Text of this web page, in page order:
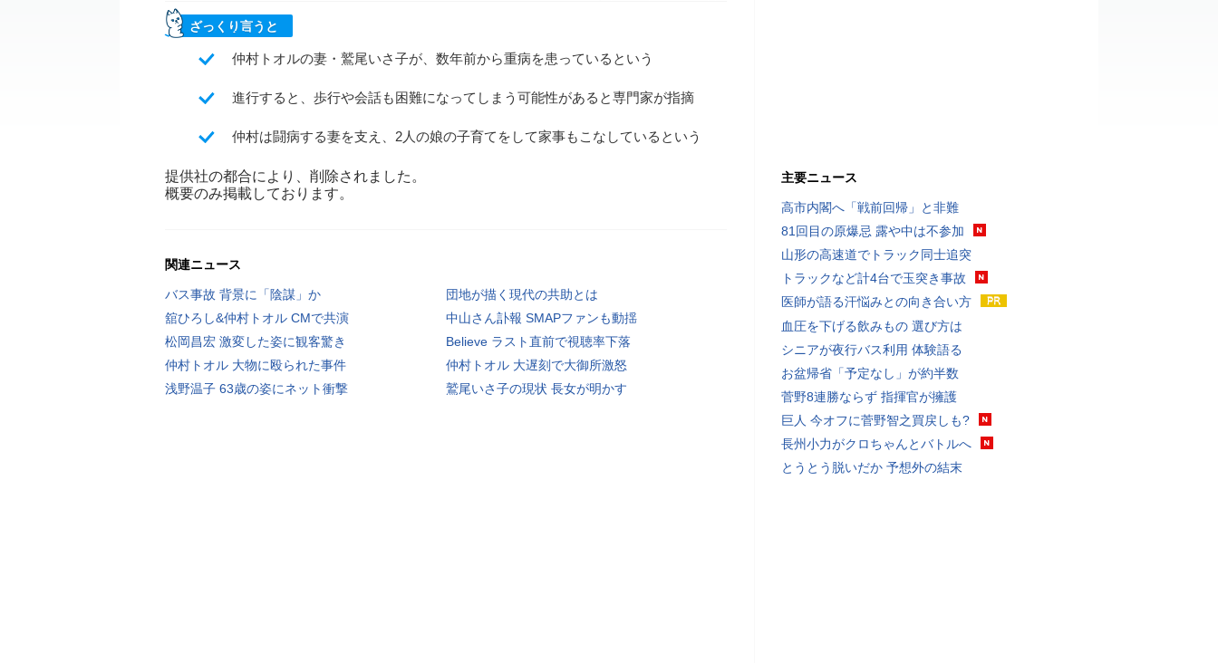
ざっくり言うと
仲村トオルの妻・鷲尾いさ子が、数年前から重病を患っているという
進行すると、歩行や会話も困難になってしまう可能性があると専門家が指摘
仲村は闘病する妻を支え、2人の娘の子育てをして家事もこなしているという
提供社の都合により、削除されました。
概要のみ掲載しております。
関連ニュース
バス事故 背景に「陰謀」か
団地が描く現代の共助とは
舘ひろし&仲村トオル CMで共演
中山さん訃報 SMAPファンも動揺
松岡昌宏 激変した姿に観客驚き
Believe ラスト直前で視聴率下落
仲村トオル 大物に殴られた事件
仲村トオル 大遅刻で大御所激怒
浅野温子 63歳の姿にネット衝撃
鷲尾いさ子の現状 長女が明かす
主要ニュース
高市内閣へ「戦前回帰」と非難
81回目の原爆忌 露や中は不参加
山形の高速道でトラック同士追突
トラックなど計4台で玉突き事故
医師が語る汗悩みとの向き合い方
血圧を下げる飲みもの 選び方は
シニアが夜行バス利用 体験語る
お盆帰省「予定なし」が約半数
菅野8連勝ならず 指揮官が擁護
巨人 今オフに菅野智之買戻しも?
長州小力がクロちゃんとバトルへ
とうとう脱いだか 予想外の結末